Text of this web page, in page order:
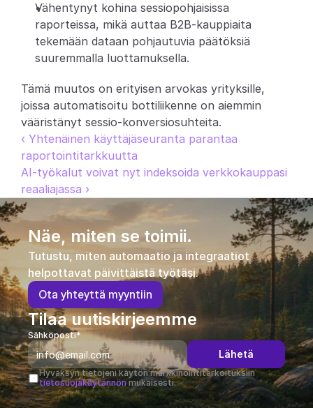
Kehittäjille
Select Language
Var o
Vähentynyt kohina sessiopohjaisissa
raporteissa, mikä auttaa B2B-kauppiaita
tekemään dataan pohjautuvia päätöksiä
suuremmalla luottamuksella.
Tämä muutos on erityisen arvokas yrityksille,
joissa automatisoitu bottiliikenne on aiemmin
vääristänyt sessio-konversiosuhteita.
‹ Yhtenäinen käyttäjäseuranta parantaa
raportointitarkkuutta
AI-työkalut voivat nyt indeksoida verkkokauppasi
reaaliajassa ›
Näe, miten se toimii.
Tutustu, miten automaatio ja integraatiot
helpottavat päivittäistä työtäsi.
Ota yhteyttä myyntiin
Tilaa uutiskirjeemme
Sähköposti*
Lähetä
Hyväksyn tietojeni käytön markkinointitarkoituksiin
tietosuojakäytännön mukaisesti.